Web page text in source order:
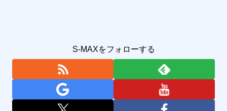
S-MAXをフォローする